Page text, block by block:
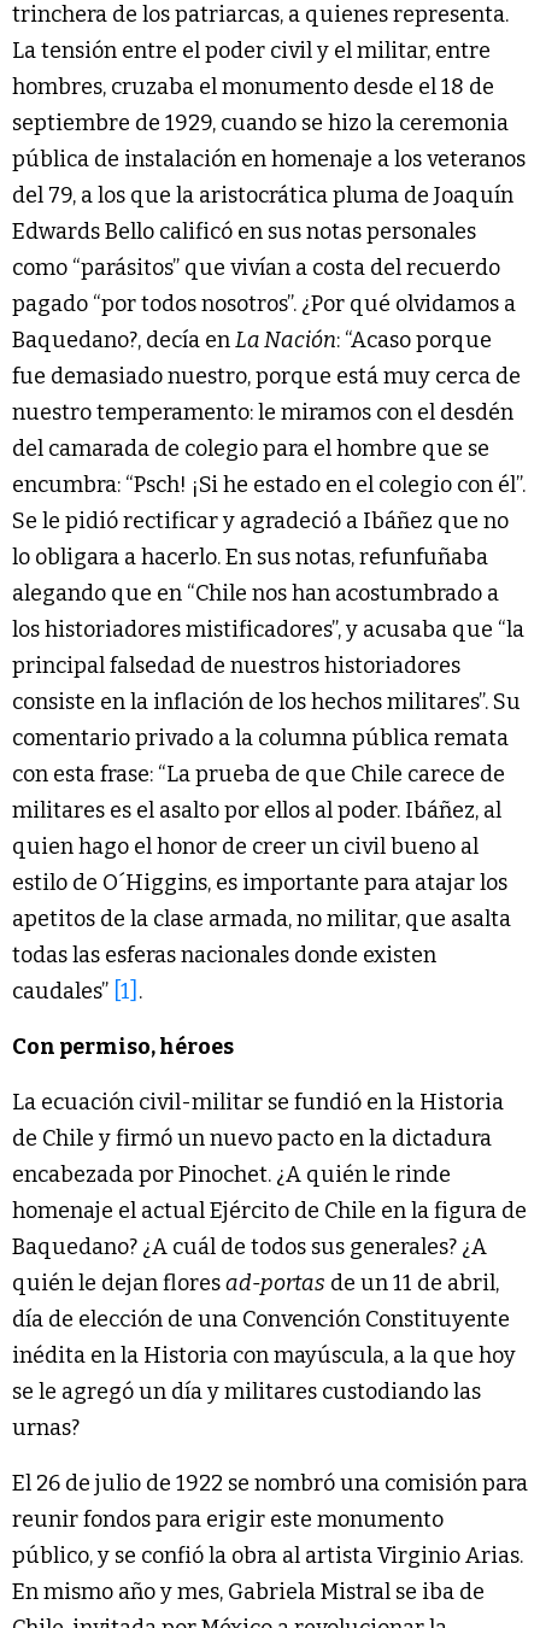
trinchera de los patriarcas, a quienes representa.
La tensión entre el poder civil y el militar, entre
hombres, cruzaba el monumento desde el 18 de
septiembre de 1929, cuando se hizo la ceremonia
pública de instalación en homenaje a los veteranos
del 79, a los que la aristocrática pluma de Joaquín
Edwards Bello calificó en sus notas personales
como “parásitos” que vivían a costa del recuerdo
pagado “por todos nosotros”. ¿Por qué olvidamos a
Baquedano?, decía enLa Nación: “Acaso porque
fue demasiado nuestro, porque está muy cerca de
nuestro temperamento: le miramos con el desdén
del camarada de colegio para el hombre que se
encumbra: “Psch! ¡Si he estado en el colegio con él”.
Se le pidió rectificar y agradeció a Ibáñez que no
lo obligara a hacerlo. En sus notas, refunfuñaba
alegando que en “Chile nos han acostumbrado a
los historiadores mistificadores”, y acusaba que “la
principal falsedad de nuestros historiadores
consiste en la inflación de los hechos militares”. Su
comentario privado a la columna pública remata
con esta frase: “La prueba de que Chile carece de
militares es el asalto por ellos al poder. Ibáñez, al
quien hago el honor de creer un civil bueno al
estilo de O´Higgins, es importante para atajar los
apetitos de la clase armada, no militar, que asalta
todas las esferas nacionales donde existen
caudales” [1] .
Con permiso, héroes
La ecuación civil-militar se fundió en la Historia
de Chile y firmó un nuevo pacto en la dictadura
encabezada por Pinochet. ¿A quién le rinde
homenaje el actual Ejército de Chile en la figura de
Baquedano? ¿A cuál de todos sus generales? ¿A
quién le dejan floresad-portas de un 11 de abril,
día de elección de una Convención Constituyente
inédita en la Historia con mayúscula, a la que hoy
se le agregó un día y militares custodiando las
urnas?
El 26 de julio de 1922 se nombró una comisión para
reunir fondos para erigir este monumento
público, y se confió la obra al artista Virginio Arias.
En mismo año y mes, Gabriela Mistral se iba de